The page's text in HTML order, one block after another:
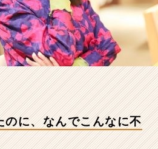
のに、なんでこんなに不